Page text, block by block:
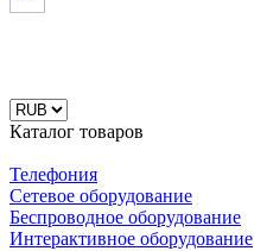
Каталог товаров
Телефония
Сетевое оборудование
Беспроводное оборудование
Интерактивное оборудование